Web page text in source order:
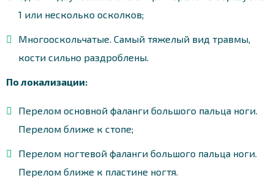
1 или несколько осколков;
Многооскольчатые. Самый тяжелый вид травмы,
кости сильно раздроблены.
По локализации:
Перелом основной фаланги большого пальца ноги.
Перелом ближе к стопе;
Перелом ногтевой фаланги большого пальца ноги.
Перелом ближе к пластине ногтя.